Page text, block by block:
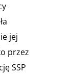
jej
przez
SSP